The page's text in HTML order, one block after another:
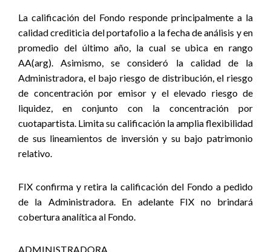
La calificación del Fondo responde principalmente a la
calidad crediticia del portafolio a la fecha de análisis y en
promedio del último año, la cual se ubica en rango
AA(arg). Asimismo, se consideró la calidad de la
Administradora, el bajo riesgo de distribución, el riesgo
de concentración por emisor y el elevado riesgo de
liquidez, en conjunto con la concentración por
cuotapartista. Limita su calificación la amplia flexibilidad
de sus lineamientos de inversión y su bajo patrimonio
relativo.
FIX confirma y retira la calificación del Fondo a pedido
de la Administradora. En adelante FIX no brindará
cobertura analítica al Fondo.
ADMINISTRADORA